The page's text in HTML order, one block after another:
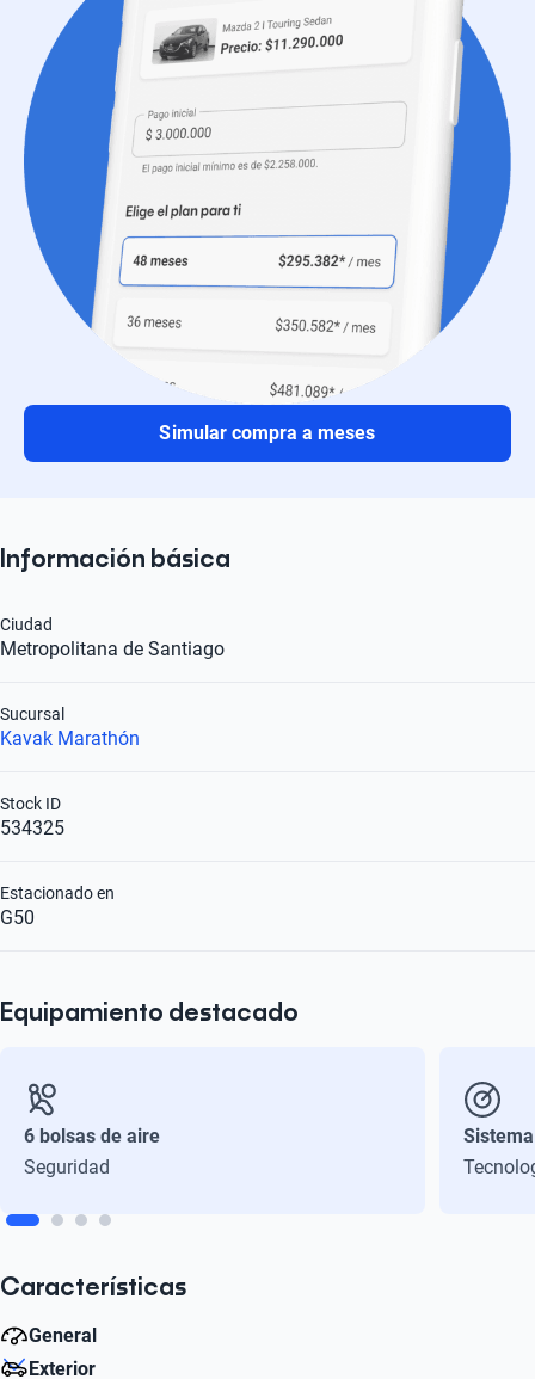
Simular compra a meses
Información básica
Metropolitana de Santiago
Ciudad
Kavak Marathón
Sucursal
534325
Stock ID
G50
Estacionado en
Equipamiento destacado
6 bolsas de aire
Seguridad
Características
General
Exterior